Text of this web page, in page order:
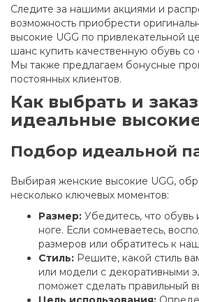
Следите за нашими акциями и
возможность приобрести
высокие UGG по привлекательной
шанс купить качественную обувь
Мы также предлагаем бонусные
постоянных клиентов.
Как выбрать и
идеальные высокие
Подбор идеальной
Выбирая женские высокие UGG,
несколько ключевых моментов:
Размер: Убедитесь, что обувь
ноге. Если сомневаетесь,
размеров или обратитесь к
Стиль: Решите, какой стиль
или модели с декоративными
поможет сделать правильный